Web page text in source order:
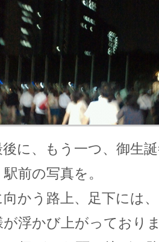
に、もう一つ、御生
前の写真を。
かう路上、足下には
が浮かび上がっており